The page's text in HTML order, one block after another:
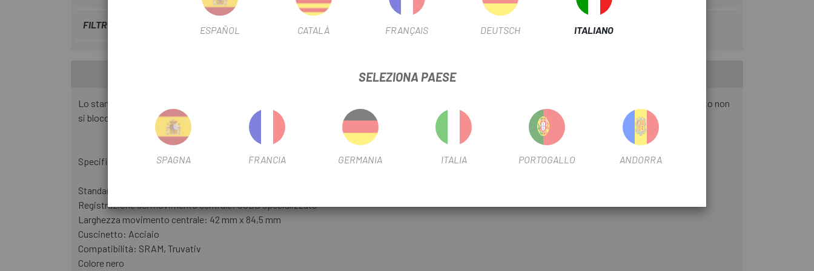
FILTRO DI USCITA
INFORMAZIONI SUL PRODOTTO
Lo standard di supporto inferiore SRAM GXP consente alle guarniture compatibili di Truvative e SRAM di adattarsi. Grazie al concetto sofisticato, il cuscinetto non
si bloccherà durante il montaggio, creando così un sistema generale resistente e di facile utilizzo.
Specifiche tecniche:
Standard asse: GXP
Registrazione del movimento centrale: OSBB specializzato
Larghezza movimento centrale: 42 mm x 84,5 mm
Cuscinetto: Acciaio
Compatibilità: SRAM, Truvativ
Colore nero
ESPAÑOL CATALÀ FRANÇAIS DEUTSCH ITALIANO
SELEZIONA PAESE
SPAGNA FRANCIA GERMANIA ITALIA PORTOGALLO ANDORRA